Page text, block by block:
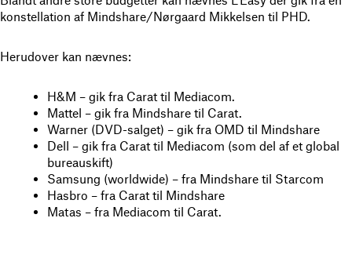
konstellation af Mindshare/Nørgaard Mikkelsen til PHD.
Herudover kan nævnes:
H&M – gik fra Carat til Mediacom.
Mattel – gik fra Mindshare til Carat.
Warner (DVD-salget) – gik fra OMD til Mindshare
Dell – gik fra Carat til Mediacom (som del af et global
bureauskift)
Samsung (worldwide) – fra Mindshare til Starcom
Hasbro – fra Carat til Mindshare
Matas – fra Mediacom til Carat.